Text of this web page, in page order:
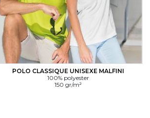
POLO CLASSIQUE UNISEXE MALFINI
100% polyester
150 gr/m²